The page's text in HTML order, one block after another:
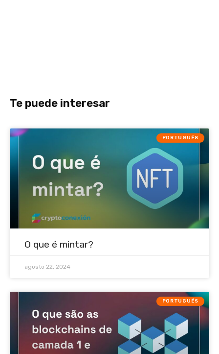
Te puede interesar
PORTUGUÉS
O que é mintar?
agosto 22, 2024
PORTUGUÉS